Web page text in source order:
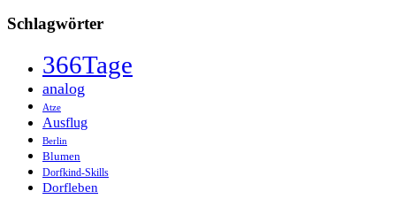
Schlagwörter
366Tage
analog
Atze
Ausflug
Berlin
Blumen
Dorfkind-Skills
Dorfleben